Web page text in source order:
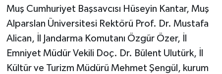
Muş Cumhuriyet Başsavcısı Hüseyin Kantar, Muş
Alparslan Üniversitesi Rektörü Prof. Dr. Mustafa
Alican, İl Jandarma Komutanı Özgür Özer, İl
Emniyet Müdür Vekili Doç. Dr. Bülent Ulutürk, İl
Kültür ve Turizm Müdürü Mehmet Şengül, kurum